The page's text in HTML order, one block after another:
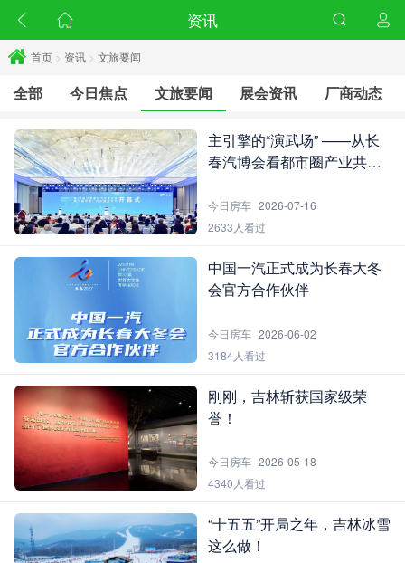
资讯
首页 > 资讯 > 文旅要闻
全部 今日焦点 文旅要闻 展会资讯 厂商动态
主引擎的“演武场” ——从长
春汽博会看都市圈产业共创
今日房车 2026-07-16
2633人看过
中国一汽正式成为长春大冬
会官方合作伙伴
今日房车 2026-06-02
3184人看过
刚刚，吉林斩获国家级荣
誉！
今日房车 2026-05-18
4340人看过
“十五五”开局之年，吉林冰雪
这么做！